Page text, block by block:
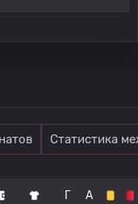
Статистика
Г А